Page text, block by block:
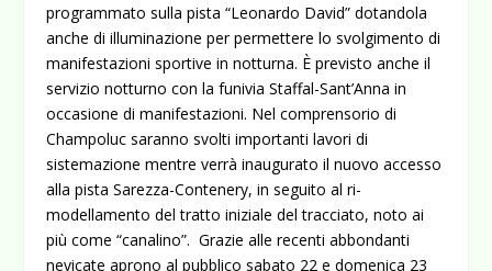
programmato sulla pista “Leonardo David” dotandola
anche di illuminazione per permettere lo svolgimento di
manifestazioni sportive in notturna. È previsto anche il
servizio notturno con la funivia Staffal-Sant’Anna in
occasione di manifestazioni. Nel comprensorio di
Champoluc saranno svolti importanti lavori di
sistemazione mentre verrà inaugurato il nuovo accesso
alla pista Sarezza-Contenery, in seguito al ri-
modellamento del tratto iniziale del tracciato, noto ai
più come “canalino”. Grazie alle recenti abbondanti
nevicate aprono al pubblico sabato 22 e domenica 23